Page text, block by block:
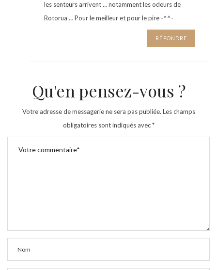
les senteurs arrivent … notamment les odeurs de
Rotorua … Pour le meilleur et pour le pire -^^-
RÉPONDRE
Qu'en pensez-vous ?
Votre adresse de messagerie ne sera pas publiée. Les champs
obligatoires sont indiqués avec*